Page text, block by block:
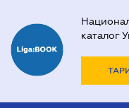
каталог